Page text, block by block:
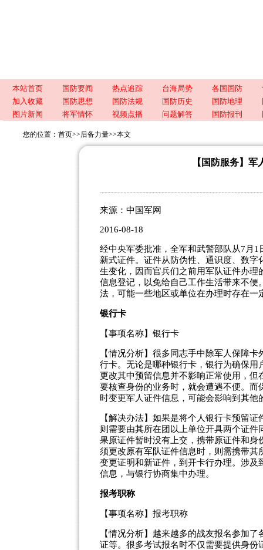
本站首页 国防要闻 热点追踪 台海局势 各国国防
加入收藏
国防思想 国防法规 国防历史 国防地理
图片新闻
将军情怀 视频点播 问题解答 国防报刊
您的位置： 首页>>后备力量>>本文
【国防服务】
来源：中国军网
2016-08-18
经中央军委批准，全军和武警部队从7月
新式证件。证件从防伪性、通识度、数
生变化，因而官兵们之前用军队证件办
信息登记，以免给自己工作生活带来不
法，可能一些地区或单位在办理时存在
银行卡
【事项名称】银行卡
【情况分析】很多同志手中除军人保障
行卡。无论是哪种银行卡，银行为确保
更改其中预留信息并不影响正常使用，
要核查身份的业务时，就会遭遇不便。
时变更军人证件信息，可能会影响到其
【解决办法】如果是将个人银行卡预留
则需要由其所在团以上单位开具两个证
果原证件暂时没有上交，携带原证件和
须更改原有军队证件信息时，则需携带
变更证明和新证件，到开卡行办理。涉
信息，与银行协商集中办理。
报考职称
【事项名称】报考职称
【情况分析】越来越多的战友报名参加
证等。很多考试报名时不仅需要提供身